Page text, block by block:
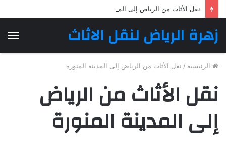
زهرة الرياض لنقل الاثاث
الرئيسية / نقل الأثاث من الرياض إلى المدينة المنورة
نقل الأثاث من الرياض
إلى المدينة المنورة